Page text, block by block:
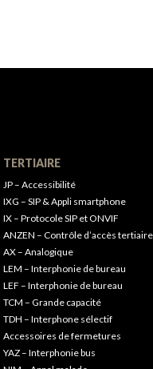
TERTIAIRE
JP – Accessibilité
IXG – SIP & Appli smartphone
IX – Protocole SIP et ONVIF
ANZEN – Contrôle d’accès tertiaire
AX – Analogique
LEM – Interphonie de bureau
LEF – Interphonie de bureau
TCM – Grande capacité
TDH – Interphone sélectif
Accessoires de fermetures
YAZ – Interphonie bus